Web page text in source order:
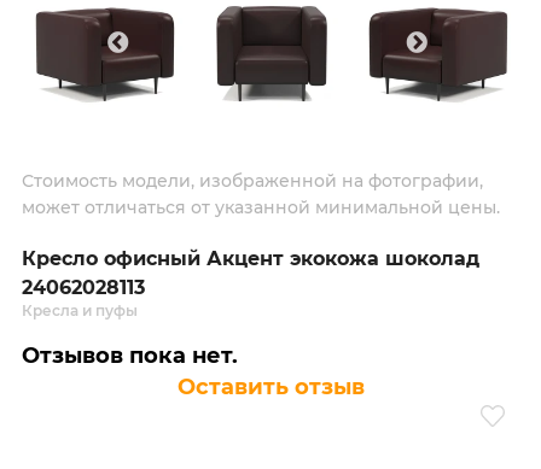
Стоимость модели, изображенной на фотографии,
может отличаться от указанной минимальной цены.
Кресло офисный Акцент экокожа шоколад
24062028113
Кресла и пуфы
Отзывов пока нет.
Оставить отзыв